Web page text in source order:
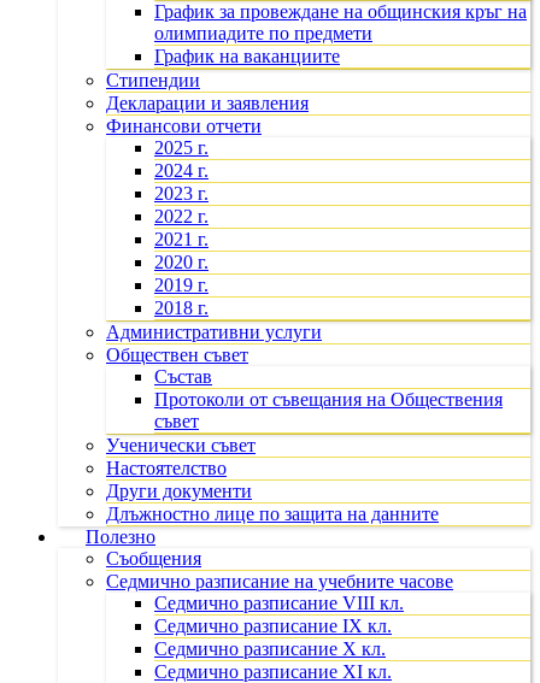
График за провеждане на общинския кръг на
олимпиадите по предмети
График на ваканциите
Стипендии
Декларации и заявления
Финансови отчети
2025 г.
2024 г.
2023 г.
2022 г.
2021 г.
2020 г.
2019 г.
2018 г.
Административни услуги
Обществен съвет
Състав
Протоколи от съвещания на Обществения
съвет
Ученически съвет
Настоятелство
Други документи
Длъжностно лице по защита на данните
Полезно
Съобщения
Седмично разписание на учебните часове
Седмично разписание VIII кл.
Седмично разписание IX кл.
Седмично разписание X кл.
Седмично разписание XI кл.